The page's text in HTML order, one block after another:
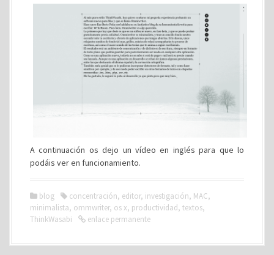
A continuación os dejo un vídeo en inglés para que lo
podáis ver en funcionamiento.
blog concentración, editor, investigación, MAC,
minimalista, ommwriter, os x, productividad, textos,
ThinkWasabi
enlace permanente